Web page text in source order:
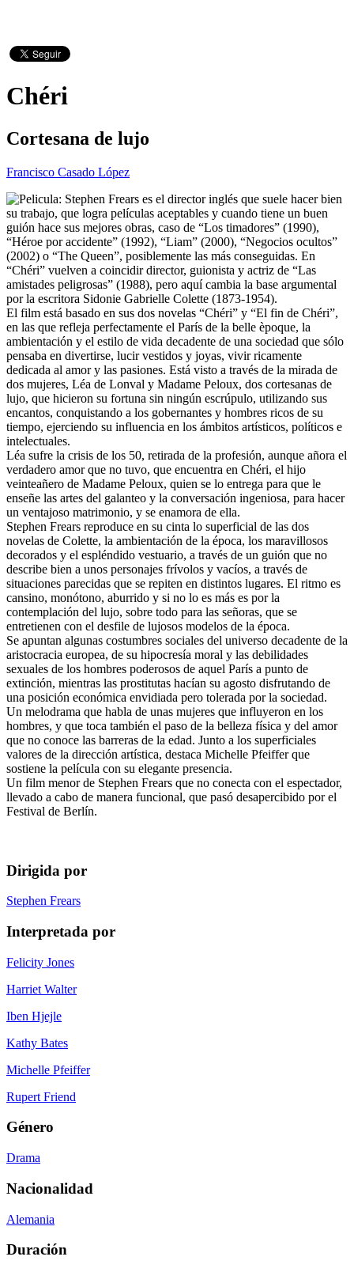
Chéri
Cortesana de lujo
Francisco Casado López
Stephen Frears es el director inglés que suele hacer bien
su trabajo, que logra películas aceptables y cuando tiene un buen
guión hace sus mejores obras, caso de “Los timadores” (1990),
“Héroe por accidente” (1992), “Liam” (2000), “Negocios ocultos”
(2002) o “The Queen”, posiblemente las más conseguidas. En
“Chéri” vuelven a coincidir director, guionista y actriz de “Las
amistades peligrosas” (1988), pero aquí cambia la base argumental
por la escritora Sidonie Gabrielle Colette (1873-1954).
El film está basado en sus dos novelas “Chéri” y “El fin de Chéri”,
en las que refleja perfectamente el París de la belle èpoque, la
ambientación y el estilo de vida decadente de una sociedad que sólo
pensaba en divertirse, lucir vestidos y joyas, vivir ricamente
dedicada al amor y las pasiones. Está visto a través de la mirada de
dos mujeres, Léa de Lonval y Madame Peloux, dos cortesanas de
lujo, que hicieron su fortuna sin ningún escrúpulo, utilizando sus
encantos, conquistando a los gobernantes y hombres ricos de su
tiempo, ejerciendo su influencia en los ámbitos artísticos, políticos e
intelectuales.
Léa sufre la crisis de los 50, retirada de la profesión, aunque añora el
verdadero amor que no tuvo, que encuentra en Chéri, el hijo
veinteañero de Madame Peloux, quien se lo entrega para que le
enseñe las artes del galanteo y la conversación ingeniosa, para hacer
un ventajoso matrimonio, y se enamora de ella.
Stephen Frears reproduce en su cinta lo superficial de las dos
novelas de Colette, la ambientación de la época, los maravillosos
decorados y el espléndido vestuario, a través de un guión que no
describe bien a unos personajes frívolos y vacíos, a través de
situaciones parecidas que se repiten en distintos lugares. El ritmo es
cansino, monótono, aburrido y si no lo es más es por la
contemplación del lujo, sobre todo para las señoras, que se
entretienen con el desfile de lujosos modelos de la época.
Se apuntan algunas costumbres sociales del universo decadente de la
aristocracia europea, de su hipocresía moral y las debilidades
sexuales de los hombres poderosos de aquel París a punto de
extinción, mientras las prostitutas hacían su agosto disfrutando de
una posición económica envidiada pero tolerada por la sociedad.
Un melodrama que habla de unas mujeres que influyeron en los
hombres, y que toca también el paso de la belleza física y del amor
que no conoce las barreras de la edad. Junto a los superficiales
valores de la dirección artística, destaca Michelle Pfeiffer que
sostiene la película con su elegante presencia.
Un film menor de Stephen Frears que no conecta con el espectador,
llevado a cabo de manera funcional, que pasó desapercibido por el
Festival de Berlín.
Dirigida por
Stephen Frears
Interpretada por
Felicity Jones
Harriet Walter
Iben Hjejle
Kathy Bates
Michelle Pfeiffer
Rupert Friend
Género
Drama
Nacionalidad
Alemania
Duración